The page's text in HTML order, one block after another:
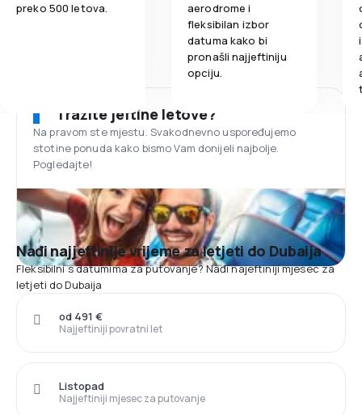
preko 500 letova.
aerodrome i
fleksibilan izbor
datuma kako bi
pronašli najjeftiniju
opciju.
Tražite jeftine letove?
Na pravom ste mjestu. Svakodnevno uspoređujemo
stotine ponuda kako bismo Vam donijeli najbolje.
Pogledajte!
Nađi najjeftinije vrijeme za letjeti do Dubaija
Fleksibilni s datumima za putovanje? Nađi najeftiniji mjesec za
letjeti do Dubaija
Najjeftiniji povratni let
od 491 €
Najjeftiniji mjesec za putovanje
Listopad